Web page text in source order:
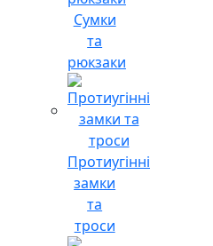
Сумки
та
рюкзаки
Протиугінні
замки
та
троси